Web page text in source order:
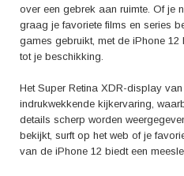
camera en de duurzaamheid van
enthousiast over de uitstekende
video's, zelfs in moeilijke
lange batterijduur en het
Met de Apple iPhone 12 128GB
alleen qua prestaties en
design. Laat je betoveren door het
geniet van de vele functies die deze
over een gebrek aan ruimte. Of je
graag je favoriete films en series
games gebruikt, met de iPhone
tot je beschikking.
Het Super Retina XDR-display
indrukwekkende kijkervaring,
details scherp worden
bekijkt, surft op het web of je
van de iPhone 12 biedt een